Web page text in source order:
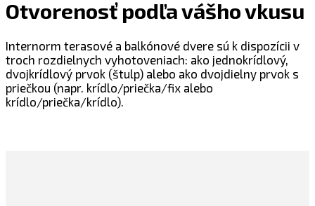
Otvorenosť podľa vášho vkusu
Internorm terasové a balkónové dvere sú k dispozícii v
troch rozdielnych vyhotoveniach: ako jednokrídlový,
dvojkrídlový prvok (štulp) alebo ako dvojdielny prvok s
priečkou (napr. krídlo/priečka/fix alebo
krídlo/priečka/krídlo).